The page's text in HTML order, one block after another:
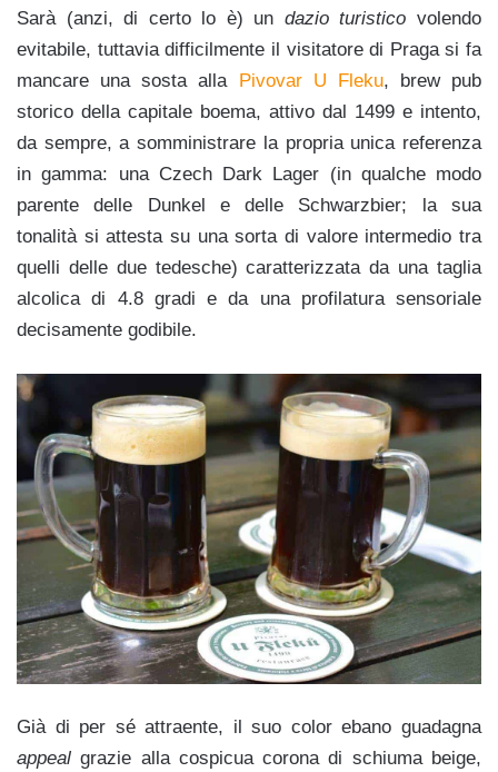
Sarà (anzi, di certo lo è) un dazio turistico volendo
evitabile, tuttavia difficilmente il visitatore di Praga si fa
mancare una sosta alla Pivovar U Fleku, brew pub
storico della capitale boema, attivo dal 1499 e intento,
da sempre, a somministrare la propria unica referenza
in gamma: una Czech Dark Lager (in qualche modo
parente delle Dunkel e delle Schwarzbier; la sua
tonalità si attesta su una sorta di valore intermedio tra
quelli delle due tedesche) caratterizzata da una taglia
alcolica di 4.8 gradi e da una profilatura sensoriale
decisamente godibile.
Già di per sé attraente, il suo color ebano guadagna
appeal grazie alla cospicua corona di schiuma beige,